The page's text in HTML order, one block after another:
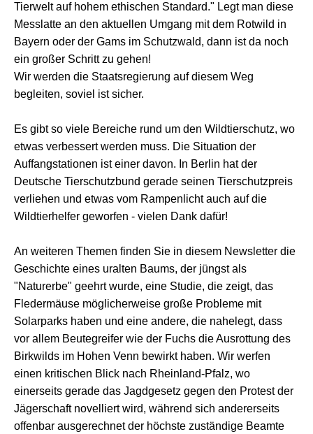
Tierwelt auf hohem ethischen Standard." Legt man diese
Messlatte an den aktuellen Umgang mit dem Rotwild in
Bayern oder der Gams im Schutzwald, dann ist da noch
ein großer Schritt zu gehen!
Wir werden die Staatsregierung auf diesem Weg
begleiten, soviel ist sicher.
Es gibt so viele Bereiche rund um den Wildtierschutz, wo
etwas verbessert werden muss. Die Situation der
Auffangstationen ist einer davon. In Berlin hat der
Deutsche Tierschutzbund gerade seinen Tierschutzpreis
verliehen und etwas vom Rampenlicht auch auf die
Wildtierhelfer geworfen - vielen Dank dafür!
An weiteren Themen finden Sie in diesem Newsletter die
Geschichte eines uralten Baums, der jüngst als
"Naturerbe" geehrt wurde, eine Studie, die zeigt, das
Fledermäuse möglicherweise große Probleme mit
Solarparks haben und eine andere, die nahelegt, dass
vor allem Beutegreifer wie der Fuchs die Ausrottung des
Birkwilds im Hohen Venn bewirkt haben. Wir werfen
einen kritischen Blick nach Rheinland-Pfalz, wo
einerseits gerade das Jagdgesetz gegen den Protest der
Jägerschaft novelliert wird, während sich andererseits
offenbar ausgerechnet der höchste zuständige Beamte